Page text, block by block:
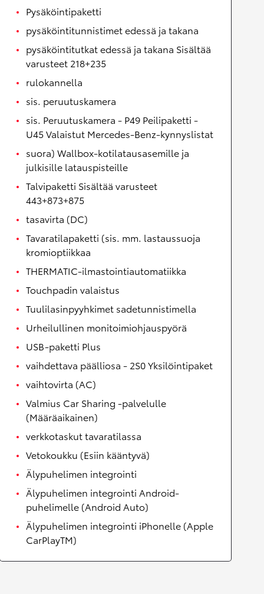
Pysäköintipaketti
pysäköintitunnistimet edessä ja takana
pysäköintitutkat edessä ja takana Sisältää
varusteet 218+235
rulokannella
sis. peruutuskamera
sis. Peruutuskamera - P49 Peilipaketti -
U45 Valaistut Mercedes-Benz-kynnyslistat
suora) Wallbox-kotilatausasemille ja
julkisille latauspisteille
Talvipaketti Sisältää varusteet
443+873+875
tasavirta (DC)
Tavaratilapaketti (sis. mm. lastaussuoja
kromioptiikkaa
THERMATIC-ilmastointiautomatiikka
Touchpadin valaistus
Tuulilasinpyyhkimet sadetunnistimella
Urheilullinen monitoimiohjauspyörä
USB-paketti Plus
vaihdettava päälliosa - 2S0 Yksilöintipaket
vaihtovirta (AC)
Valmius Car Sharing -palvelulle
(Määräaikainen)
verkkotaskut tavaratilassa
Vetokoukku (Esiin kääntyvä)
Älypuhelimen integrointi
Älypuhelimen integrointi Android-
puhelimelle (Android Auto)
Älypuhelimen integrointi iPhonelle (Apple
CarPlayTM)